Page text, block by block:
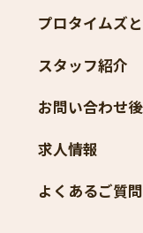
プロタイムズ
スタッフ紹介
お問い合わせ
求人情報
よくあるご質問